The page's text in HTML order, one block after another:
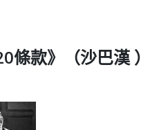
條款》（沙巴漢 ）